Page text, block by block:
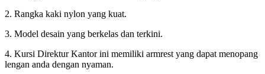
2. Rangka kaki nylon yang kuat.
3. Model desain yang berkelas dan terkini.
4. Kursi Direktur Kantor ini memiliki armrest yang dapat menopang
lengan anda dengan nyaman.